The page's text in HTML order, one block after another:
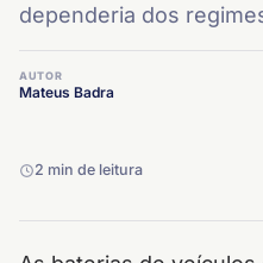
dependeria dos
AUTOR
Mateus Badra
2 min de leitura